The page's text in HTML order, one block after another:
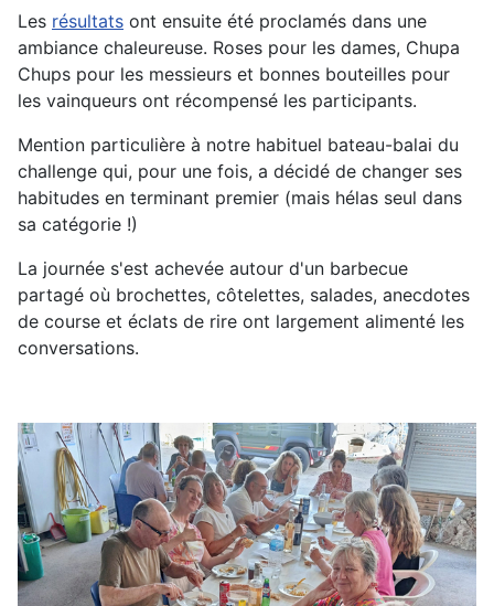
Les résultats ont ensuite été proclamés dans une
ambiance chaleureuse. Roses pour les dames, Chupa
Chups pour les messieurs et bonnes bouteilles pour
les vainqueurs ont récompensé les participants.
Mention particulière à notre habituel bateau-balai du
challenge qui, pour une fois, a décidé de changer ses
habitudes en terminant premier (mais hélas seul dans
sa catégorie !)
La journée s'est achevée autour d'un barbecue
partagé où brochettes, côtelettes, salades, anecdotes
de course et éclats de rire ont largement alimenté les
conversations.